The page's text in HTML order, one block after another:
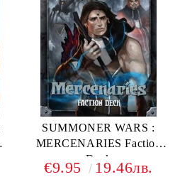
SUMMONER WARS :
MERCENARIES Faction
Deck
€9.95 19.46лв.